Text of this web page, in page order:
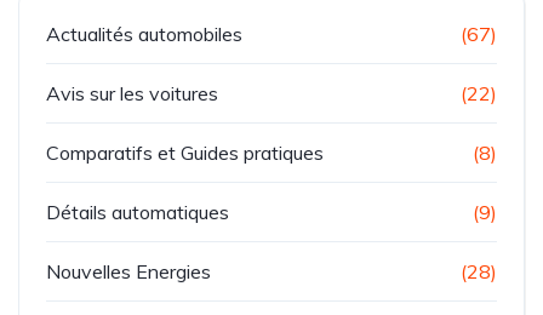
Actualités automobiles (67)
Avis sur les voitures (22)
Comparatifs et Guides pratiques (8)
Détails automatiques (9)
Nouvelles Energies (28)